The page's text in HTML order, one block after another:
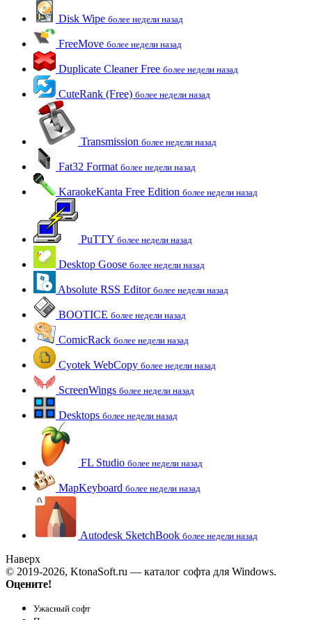
Disk Wipe более недели назад
FreeMove более недели назад
Duplicate Cleaner Free более недели назад
CuteRank (Free) более недели назад
Transmission более недели назад
Fat32 Format более недели назад
KaraokeKanta Free Edition более недели назад
PuTTY более недели назад
Desktop Goose более недели назад
Absolute RSS Editor более недели назад
BOOTICE более недели назад
ComicRack более недели назад
Cyotek WebCopy более недели назад
ScreenWings более недели назад
Desktops более недели назад
FL Studio более недели назад
MapKeyboard более недели назад
Autodesk SketchBook более недели назад
Наверх
© 2019-2026, KtonaSoft.ru — каталог софта для Windows.
Оцените!
Ужасный софт